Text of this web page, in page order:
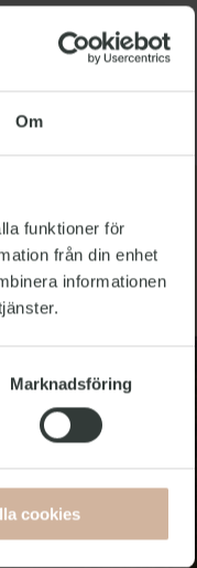
Om
funktioner för
från din enhet
informationen
Marknadsföring
cookies